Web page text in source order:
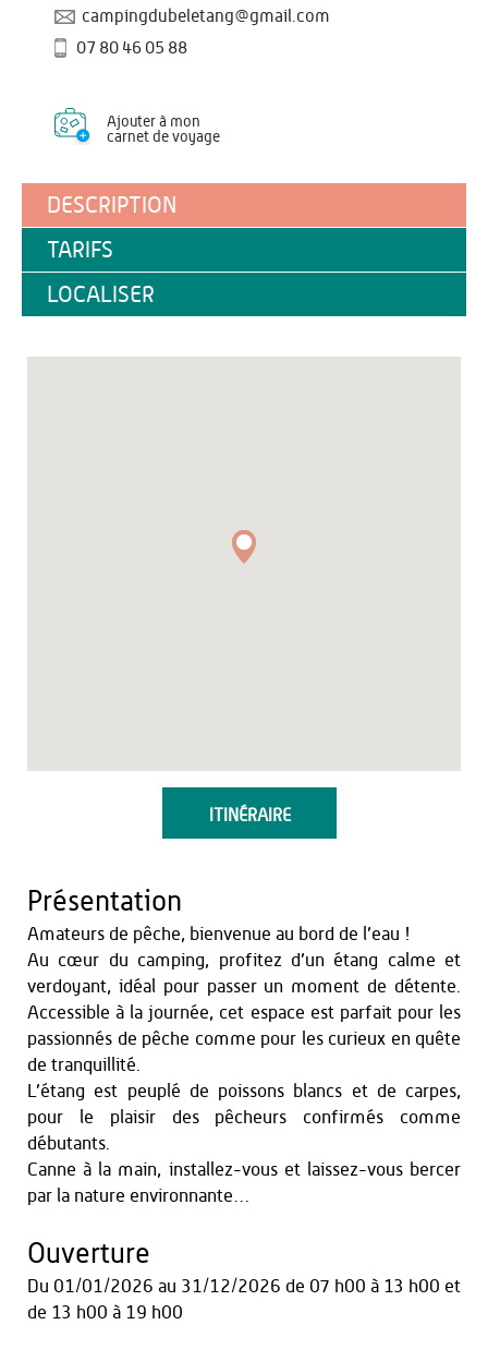
campingdubeletang@gmail.com
07 80 46 05 88
Ajouter à mon
carnet de voyage
DESCRIPTION
TARIFS
LOCALISER
ITINÉRAIRE
Présentation
Amateurs de pêche, bienvenue au bord de l’eau !
Au cœur du camping, profitez d’un étang calme et
verdoyant, idéal pour passer un moment de détente.
Accessible à la journée, cet espace est parfait pour les
passionnés de pêche comme pour les curieux en quête
de tranquillité.
L’étang est peuplé de poissons blancs et de carpes,
pour le plaisir des pêcheurs confirmés comme
débutants.
Canne à la main, installez-vous et laissez-vous bercer
par la nature environnante…
Ouverture
Du 01/01/2026 au 31/12/2026 de 07 h00 à 13 h00 et
de 13 h00 à 19 h00